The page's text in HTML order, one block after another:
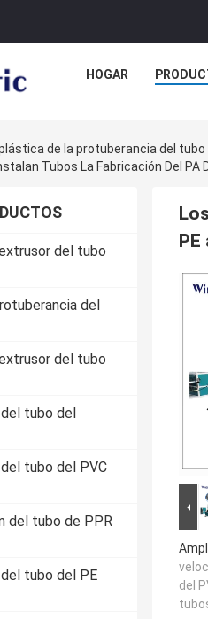
HOGAR
de la protuberancia del tubo
Tubos La Fabricación Del
del tubo
del
del tubo
tubo del
tubo del PVC
del tubo de PPR
tubo del PE
del